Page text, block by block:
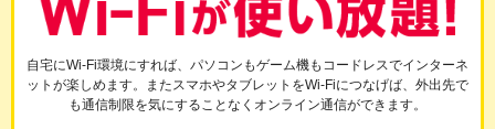
自宅にWi-Fi環境にすれば、パソコンもゲーム機もコードレスでインターネ
ットが楽しめます。またスマホやタブレットをWi-Fiにつなげば、外出先で
も通信制限を気にすることなくオンライン通信ができます。